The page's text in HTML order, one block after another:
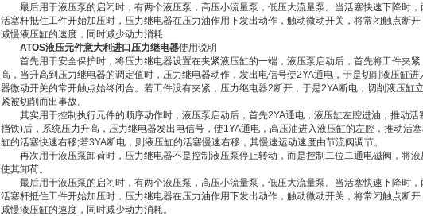
最后用于液压泵的启闭时，有两个液压泵，高压小流量泵，低压大流量泵。当活塞快速下降时，
活塞杆抵住工件开始加压时，压力继电器在压力油作用下发出动作，触动微动开关，将常闭触点断
减慢液压缸的速度，同时减少动力消耗
ATOS液压元件意大利进口压力继电器使用说明
首先用于安全保护时，将压力继电器设置在夹紧液压缸的一端，液压泵启动后，首先将工件夹紧
高，当升高到压力继电器的调定值时，压力继电器动作，发出电信号使2YA通电，于是切削液压缸
器微动开关的常开触点始终闭合。若工件没有夹紧，压力继电器2断开，于是2YA断电，切削液压缸
紧被切削而出事故。
其实用于控制执行元件的顺序动作时，液压泵启动后，首先2YA通电，液压缸左腔进油，推动活
挡铁)后，系统压力升高，压力继电器发出电信号，使1YA通电，高压油进入液压缸的左腔，推动活
缸的活塞快速右移;若3YA断电，则液压缸的活塞慢速右移，其慢速运动速度由节流阀调节。
再次用于液压泵卸荷时，压力继电器不是控制液压泵停止转动，而是控制二位二通电磁阀，将液
使其卸荷。
最后用于液压泵的启闭时，有两个液压泵，高压小流量泵，低压大流量泵。当活塞快速下降时，
活塞杆抵住工件开始加压时，压力继电器在压力油作用下发出动作，触动微动开关，将常闭触点断
减慢液压缸的速度，同时减少动力消耗。